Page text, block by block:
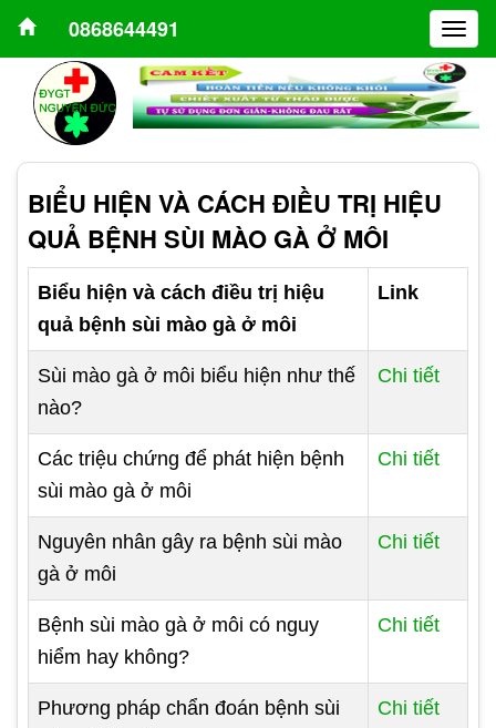
0868644491
BIỂU HIỆN VÀ CÁCH ĐIỀU TRỊ HIỆU
QUẢ BỆNH SÙI MÀO GÀ Ở MÔI
Biểu hiện và cách điều trị hiệu
quả bệnh sùi mào gà ở môi
Link
Sùi mào gà ở môi biểu hiện như thế
nào?
Chi tiết
Các triệu chứng để phát hiện bệnh
sùi mào gà ở môi
Chi tiết
Nguyên nhân gây ra bệnh sùi mào
gà ở môi
Chi tiết
Bệnh sùi mào gà ở môi có nguy
hiểm hay không?
Chi tiết
Phương pháp chẩn đoán bệnh sùi
Chi tiết